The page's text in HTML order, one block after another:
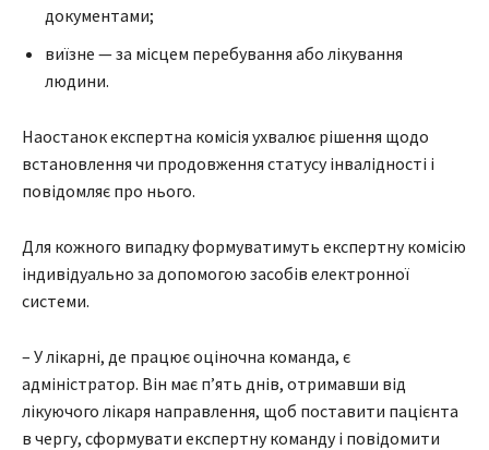
документами;
виїзне — за місцем перебування або лікування
людини.
Наостанок експертна комісія ухвалює рішення щодо
встановлення чи продовження статусу інвалідності і
повідомляє про нього.
Для кожного випадку формуватимуть експертну комісію
індивідуально за допомогою засобів електронної
системи.
– У лікарні, де працює оціночна команда, є
адміністратор. Він має п’ять днів, отримавши від
лікуючого лікаря направлення, щоб поставити пацієнта
в чергу, сформувати експертну команду і повідомити